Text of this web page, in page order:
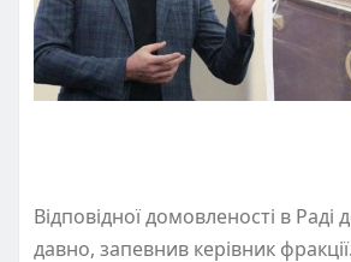
Відповідної домовленості в Раді
давно, запевнив керівник фракції.